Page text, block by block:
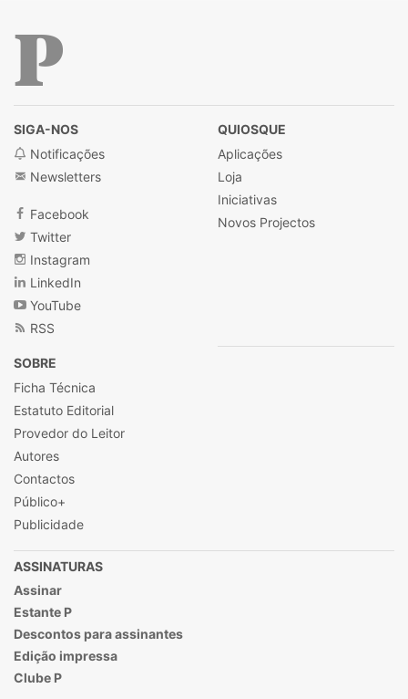
SIGA-NOS
Notificações
Newsletters
Facebook
Twitter
Instagram
LinkedIn
YouTube
RSS
QUIOSQUE
Aplicações
Loja
Iniciativas
Novos Projectos
SOBRE
Ficha Técnica
Estatuto Editorial
Provedor do Leitor
Autores
Contactos
Público+
Publicidade
ASSINATURAS
Assinar
Estante P
Descontos para assinantes
Edição impressa
Clube P